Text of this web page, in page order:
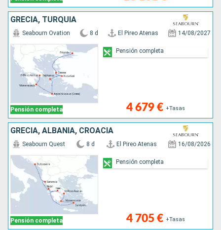
GRECIA, TURQUÍA
Pensión completa
Seabourn Ovation 8 d El Pireo Atenas 14/08/2027
4 679 € +Tasas
Pensión completa
GRECIA, ALBANIA, CROACIA
Pensión completa
Seabourn Quest 8 d El Pireo Atenas 16/08/2026
4 705 € +Tasas
Pensión completa